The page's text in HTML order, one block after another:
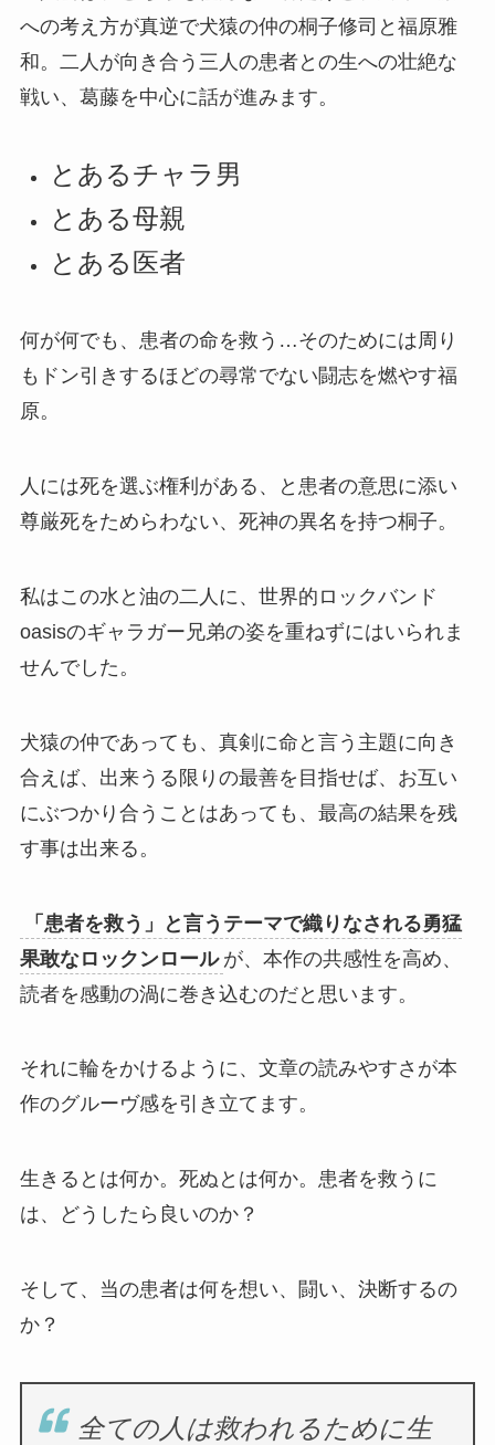
への考え方が真逆で犬猿の仲の桐子修司と福原雅
和。二人が向き合う三人の患者との生への壮絶な
戦い、葛藤を中心に話が進みます。
とあるチャラ男
とある母親
とある医者
何が何でも、患者の命を救う…そのためには周り
もドン引きするほどの尋常でない闘志を燃やす福
原。
人には死を選ぶ権利がある、と患者の意思に添い
尊厳死をためらわない、死神の異名を持つ桐子。
私はこの水と油の二人に、世界的ロックバンド
oasisのギャラガー兄弟の姿を重ねずにはいられま
せんでした 。
犬猿の仲であっても、真剣に命と言う主題に向き
合えば、出来うる限りの最善を目指せば、お互い
にぶつかり合うことはあっても、最高の結果を残
す事は出来る。
「患者を救う」と言うテーマで織りなされる勇猛
果敢なロックンロール が、本作の共感性を高め、
読者を感動の渦に巻き込むのだと思います。
それに輪をかけるように、文章の読みやすさが本
作のグルーヴ感を引き立てます。
生きるとは何か。死ぬとは何か。患者を救うに
は、どうしたら良いのか？
そして、当の患者は何を想い、闘い、決断するの
か？
全ての人は救われるために生